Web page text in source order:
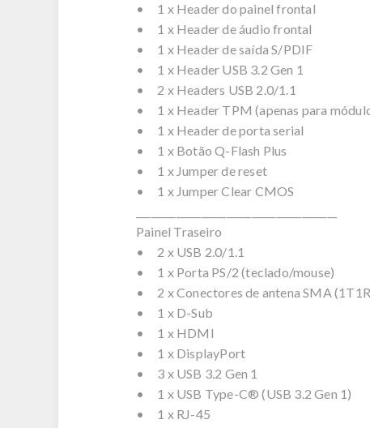
• 1 x Header do painel frontal
• 1 x Header de áudio frontal
• 1 x Header de saída S/PDIF
• 1 x Header USB 3.2 Gen 1
• 2 x Headers USB 2.0/1.1
• 1 x Header TPM (apenas para
• 1 x Header de porta serial
• 1 x Botão Q-Flash Plus
• 1 x Jumper de reset
• 1 x Jumper Clear CMOS
Painel Traseiro
• 2 x USB 2.0/1.1
• 1 x Porta PS/2 (teclado/mouse)
• 2 x Conectores de antena SMA
• 1 x D-Sub
• 1 x HDMI
• 1 x DisplayPort
• 3 x USB 3.2 Gen 1
• 1 x USB Type-C® (USB 3.2 Gen 1)
• 1 x RJ-45